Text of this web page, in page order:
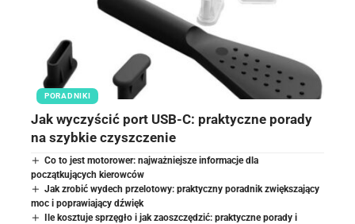
PORADNIKI
Jak wyczyścić port USB-C: praktyczne porady
na szybkie czyszczenie
Co to jest motorower: najważniejsze informacje dla
początkujących kierowców
Jak zrobić wydech przelotowy: praktyczny poradnik zwiększający
moc i poprawiający dźwięk
Ile kosztuje sprzęgło i jak zaoszczędzić: praktyczne porady i